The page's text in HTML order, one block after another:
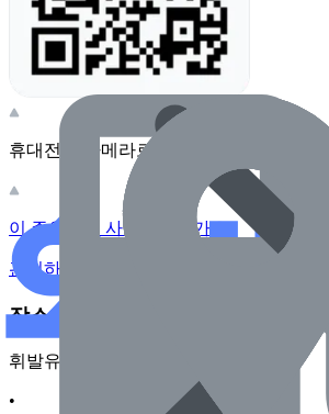
휴대전화 카메라로 찍어보세요
이 주유소의 사장님이신가요?
관리하기
장소 근처 주유소
휘발유
•